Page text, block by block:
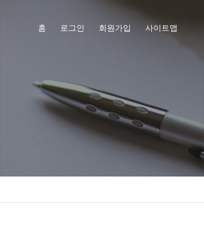
홈 로그인 회원가입 사이트맵